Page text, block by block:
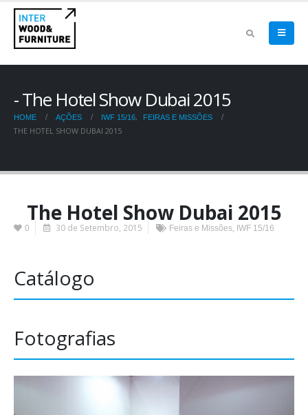
The Hotel Show Dubai 2015
HOME AÇÕES IWF 15/16, FEIRAS E MISSÕES
THE HOTEL SHOW DUBAI 2015
The Hotel Show Dubai 2015
0 30 de Setembro, 2015 Feiras e Missões IWF 15/16
Catálogo
Fotografias